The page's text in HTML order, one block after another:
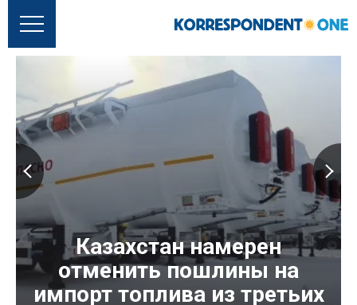
Казахстан намерен
отменить пошлины на
импорт топлива из третьих